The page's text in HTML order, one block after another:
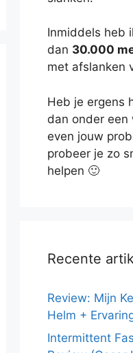
Inmiddels heb
dan 30.000
met afslanken
Heb je ergens
dan onder een
even jouw
probeer je zo
helpen 🙂
Recente
Review: Mijn
Helm +
Intermittent